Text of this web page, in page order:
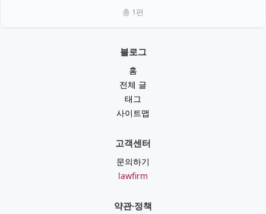
총 1편
블로그
홈
전체 글
태그
사이트맵
고객센터
문의하기
lawfirm
약관·정책